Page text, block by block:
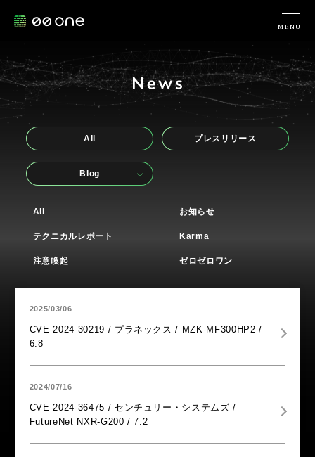
MENU
All プレスリリース
Blog
All お知らせ
テクニカルレポート Karma
注意喚起 ゼロゼロワン
2025/03/06
CVE-2024-30219 / プラネックス / MZK-MF300HP2 /
6.8
2024/07/16
CVE-2024-36475 / センチュリー・システムズ /
FutureNet NXR-G200 / 7.2